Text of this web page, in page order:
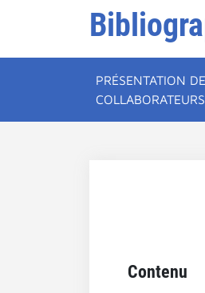
PRÉSENTATION
COLLABORATEURS
Contenu